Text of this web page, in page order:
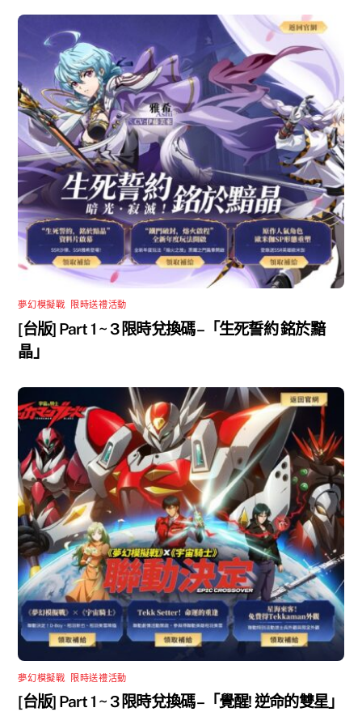
夢幻模擬戰 限時送禮活動
[台版] Part 1 ~ 3 限時兌換碼 –「生死誓約 銘於黯
晶」
夢幻模擬戰 限時送禮活動
[台版] Part 1 ~ 3 限時兌換碼 –「覺醒! 逆命的雙星」